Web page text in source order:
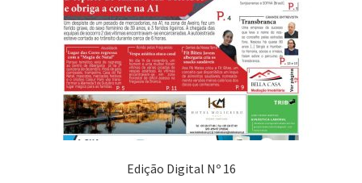
Edição Digital Nº 16